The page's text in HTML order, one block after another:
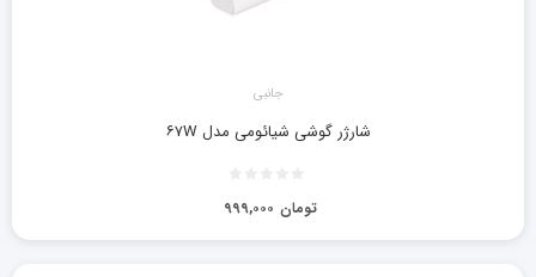
جانبی
شارژر گوشی شیائومی مدل ۶۷W
۹۹۹,۰۰۰ تومان